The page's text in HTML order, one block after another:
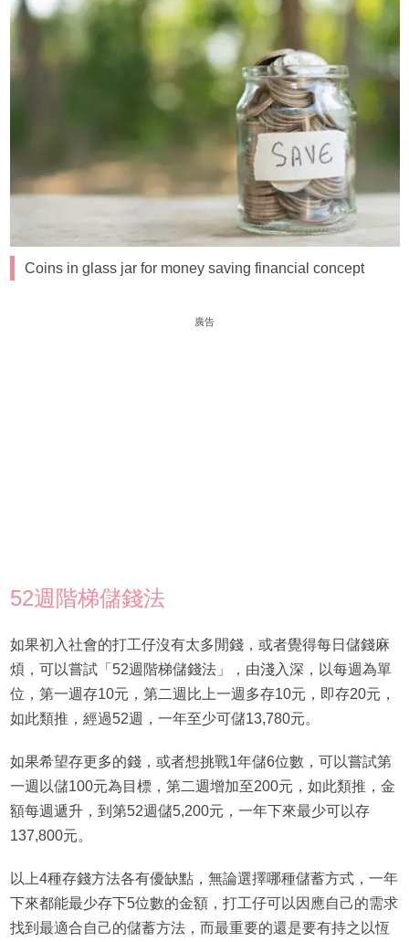
Coins in glass jar for money saving financial concept
廣告
52週階梯儲錢法
如果初入社會的打工仔沒有太多閒錢，或者覺得每日儲錢麻
煩，可以嘗試「52週階梯儲錢法」，由淺入深，以每週為單
位，第一週存10元，第二週比上一週多存10元，即存20元，
如此類推，經過52週，一年至少可儲13,780元。
如果希望存更多的錢，或者想挑戰1年儲6位數，可以嘗試第
一週以儲100元為目標，第二週增加至200元，如此類推，金
額每週遞升，到第52週儲5,200元，一年下來最少可以存
137,800元。
以上4種存錢方法各有優缺點，無論選擇哪種儲蓄方式，一年
下來都能最少存下5位數的金額，打工仔可以因應自己的需求
找到最適合自己的儲蓄方法，而最重要的還是要有持之以恆